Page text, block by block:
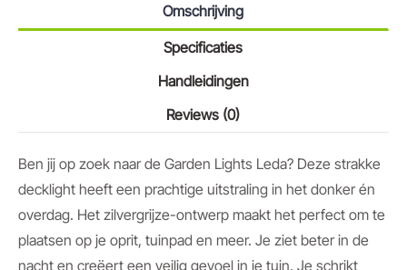
Omschrijving
Specificaties
Handleidingen
Reviews (0)
Ben jij op zoek naar de Garden Lights Leda? Deze strakke
decklight heeft een prachtige uitstraling in het donker én
overdag. Het zilvergrijze-ontwerp maakt het perfect om te
plaatsen op je oprit, tuinpad en meer. Je ziet beter in de
nacht en creëert een veilig gevoel in je tuin. Je schrikt